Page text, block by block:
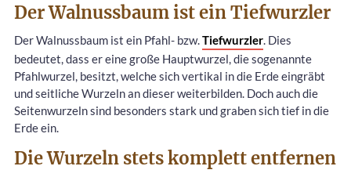
Der Walnussbaum ist ein Tiefwurzler
Der Walnussbaum ist ein Pfahl- bzw. Tiefwurzler . Dies
bedeutet, dass er eine große Hauptwurzel, die sogenannte
Pfahlwurzel, besitzt, welche sich vertikal in die Erde eingräbt
und seitliche Wurzeln an dieser weiterbilden. Doch auch die
Seitenwurzeln sind besonders stark und graben sich tief in die
Erde ein.
Die Wurzeln stets komplett entfernen